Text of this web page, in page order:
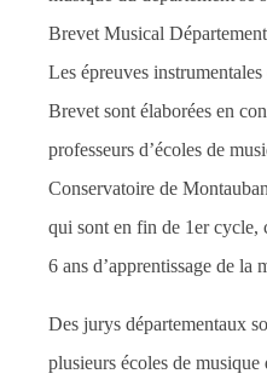
Brevet Musical
Les épreuves
Brevet sont élaborées en
professeurs d’écoles de
Conservatoire de
qui sont en fin de 1er cycle,
6 ans d’apprentissage de la
Des jurys départementaux
plusieurs écoles de musique